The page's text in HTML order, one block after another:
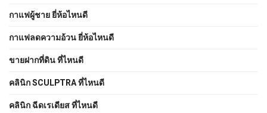
กาแฟผู้ชาย ยี่ห้อไหนดี
กาแฟลดความอ้วน ยี่ห้อไหนดี
ขายฝากที่ดิน ที่ไหนดี
คลินิก SCULPTRA ที่ไหนดี
คลินิก ฉีดเรเดียส ที่ไหนดี